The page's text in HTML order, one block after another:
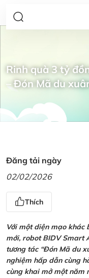
Rinh quà 3 tỷ
– Đón Mã du
Đăng tải ngày
02/02/2026
Thích
Với một diện mạo khác
mới, robot BIDV Smart
tương tác “Đón Mã du
nghiệm hấp dẫn cùng
cùng khai mở một năm